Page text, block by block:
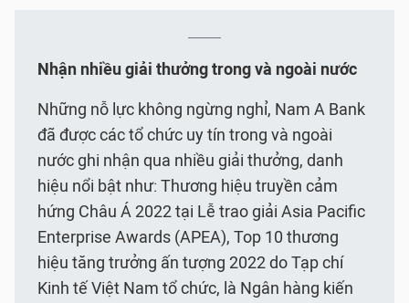
Nhận nhiều giải thưởng trong và ngoài nước
Những nỗ lực không ngừng nghỉ, Nam A Bank
đã được các tổ chức uy tín trong và ngoài
nước ghi nhận qua nhiều giải thưởng, danh
hiệu nổi bật như: Thương hiệu truyền cảm
hứng Châu Á 2022 tại Lễ trao giải Asia Pacific
Enterprise Awards (APEA), Top 10 thương
hiệu tăng trưởng ấn tượng 2022 do Tạp chí
Kinh tế Việt Nam tổ chức, là Ngân hàng kiến